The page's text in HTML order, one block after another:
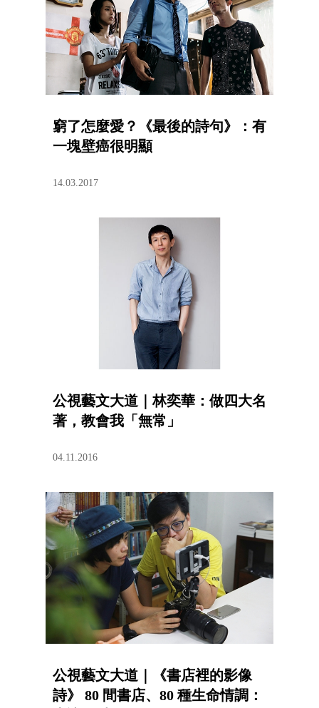
窮了怎麼愛？《最後的詩句》：有
一塊壁癌很明顯
14.03.2017
公視藝文大道｜林奕華：做四大名
著，教會我「無常」
04.11.2016
公視藝文大道｜《書店裡的影像
詩》 80 間書店、80 種生命情調：